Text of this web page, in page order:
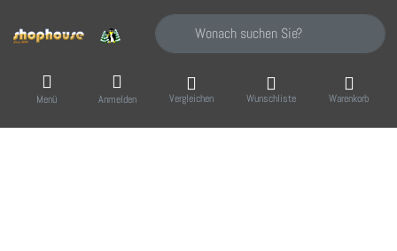
Geben Sie einen Suchbegriff ein. Während
Menü Anmelden Vergleichen Wunschliste Warenkorb